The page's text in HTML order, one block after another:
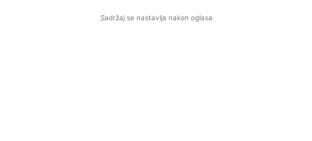
Sadržaj se nastavlja nakon oglasa